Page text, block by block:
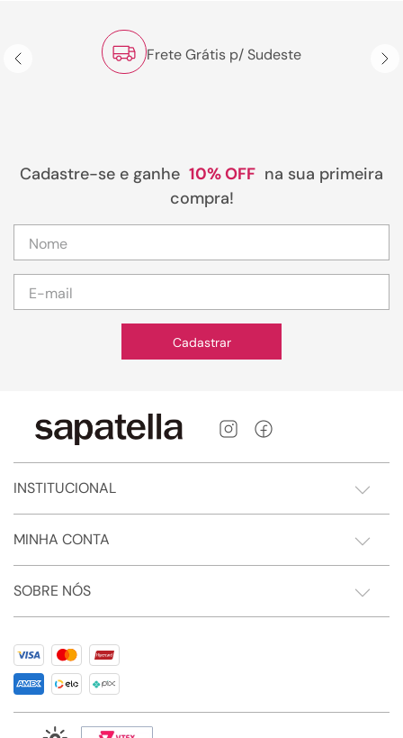
Frete Grátis p/ Sudeste
Cadastre-se e ganhe 10% OFF na sua primeira
compra!
Cadastrar
INSTITUCIONAL
MINHA CONTA
SOBRE NÓS